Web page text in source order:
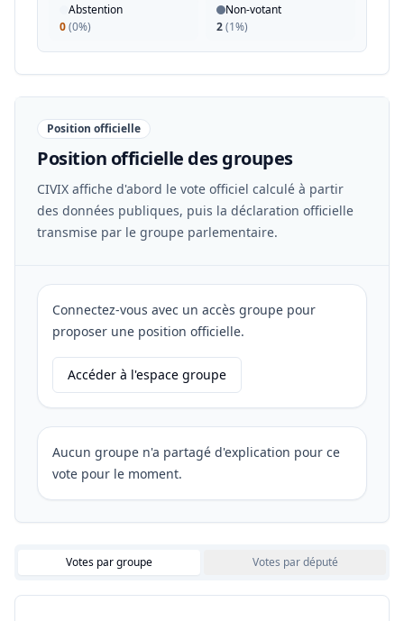
Abstention
0(0%)
Non-votant
2(1%)
Position officielle
Position officielle des groupes
CIVIX affiche d'abord le vote officiel calculé à partir
des données publiques, puis la déclaration officielle
transmise par le groupe parlementaire.
Connectez-vous avec un accès groupe pour
proposer une position officielle.
Accéder à l'espace groupe
Aucun groupe n'a partagé d'explication pour ce
vote pour le moment.
Votes par groupe Votes par député